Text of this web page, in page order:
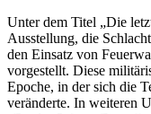
Unter dem Titel „Die
Ausstellung, die
den Einsatz von
vorgestellt. Diese
Epoche, in der sich die
veränderte. In weiteren